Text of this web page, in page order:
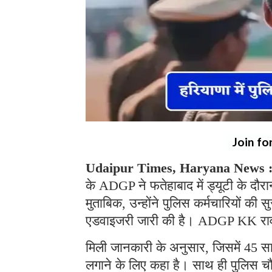
Join
Udaipur Times, Haryana News
के ADGP ने फतेहाबाद में ड्यूटी के
मुताबिक, उन्होंने पुलिस कर्मचारियों
एडवाइजरी जारी की है। ADGP KK
मिली जानकारी के अनुसार, जिसमें 45
लगाने के लिए कहा है। साथ ही पुलिस